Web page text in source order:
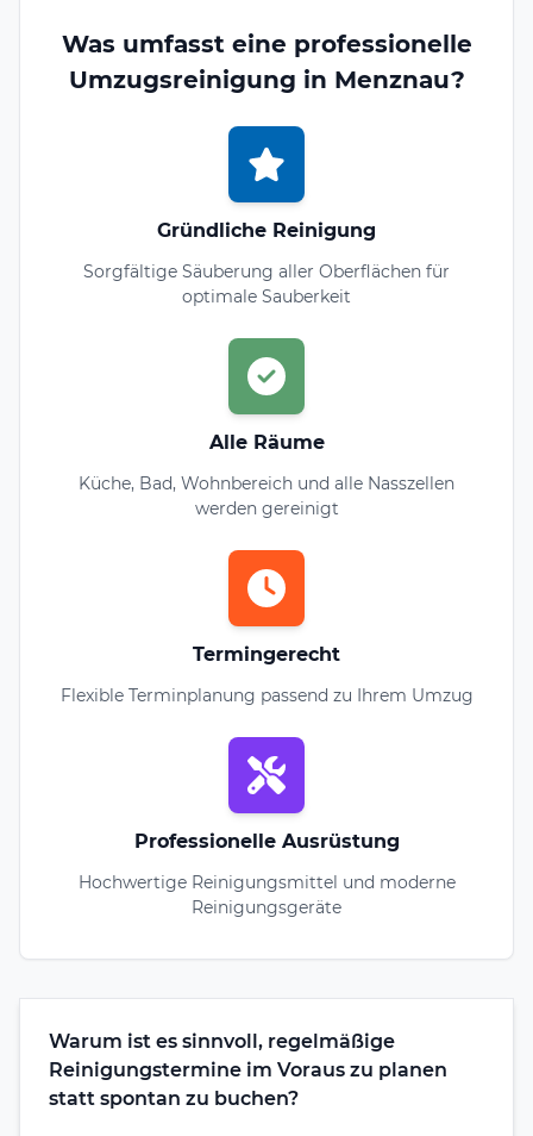
Was umfasst eine professionelle
Umzugsreinigung in Menznau?
Gründliche Reinigung
Sorgfältige Säuberung aller Oberflächen für
optimale Sauberkeit
Alle Räume
Küche, Bad, Wohnbereich und alle Nasszellen
werden gereinigt
Termingerecht
Flexible Terminplanung passend zu Ihrem Umzug
Professionelle Ausrüstung
Hochwertige Reinigungsmittel und moderne
Reinigungsgeräte
Warum ist es sinnvoll, regelmäßige
Reinigungstermine im Voraus zu planen
statt spontan zu buchen?